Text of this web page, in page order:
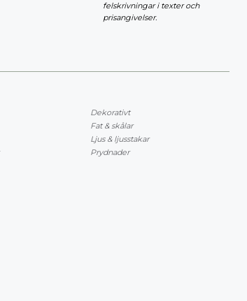
felskrivningar i texter och
prisangivelser.
Dekorativt
Fat & skålar
Ljus & ljusstakar
Prydnader